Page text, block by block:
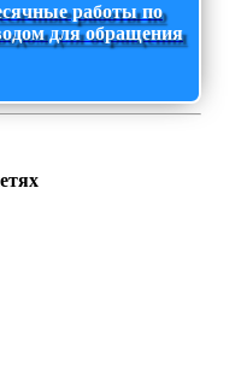
работы по
для обращения